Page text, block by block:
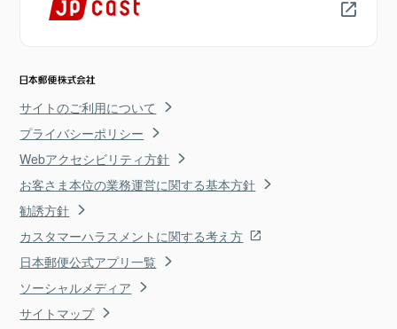
サイトのご利用について
プライバシーポリシー
Webアクセシビリティ方針
お客さま本位の業務運営に関する基本方針
勧誘方針
カスタマーハラスメントに関する考え方
日本郵便公式アプリ一覧
ソーシャルメディア
サイトマップ